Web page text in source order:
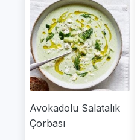
Avokadolu Salatalık
Çorbası